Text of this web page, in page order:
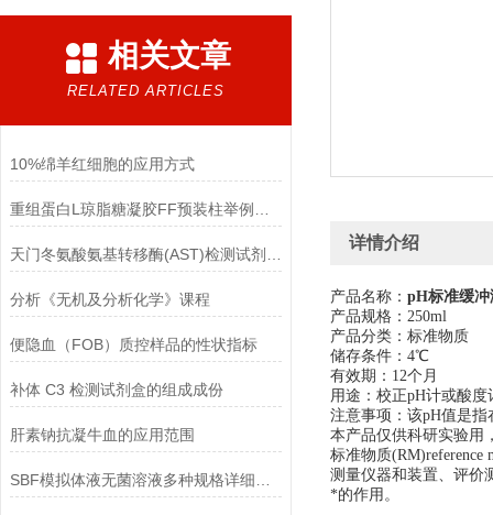
相关文章
RELATED ARTICLES
10%绵羊红细胞的应用方式
分析《无机及分析化学》课程
便隐血（FOB）质控样品的性状指标
补体 C3 检测试剂盒的组成成份
肝素钠抗凝牛血的应用范围
详情介绍
产品名称： pH标准缓
产品规格：250ml
产品分类：标准物质
储存条件：4℃
有效期：12个月
用途：校正pH计或酸度
注意事项：该pH值是
本产品仅供科研实验用
标准物质
测量仪器和装置、评价
*的作用。